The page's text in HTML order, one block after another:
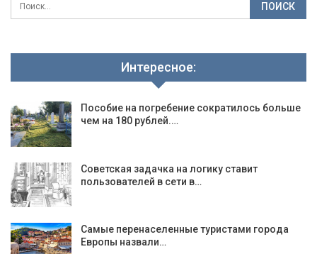
Интересное:
Пособие на погребение сократилось больше
чем на 180 рублей.…
Советская задачка на логику ставит
пользователей в сети в…
Самые перенаселенные туристами города
Европы назвали…